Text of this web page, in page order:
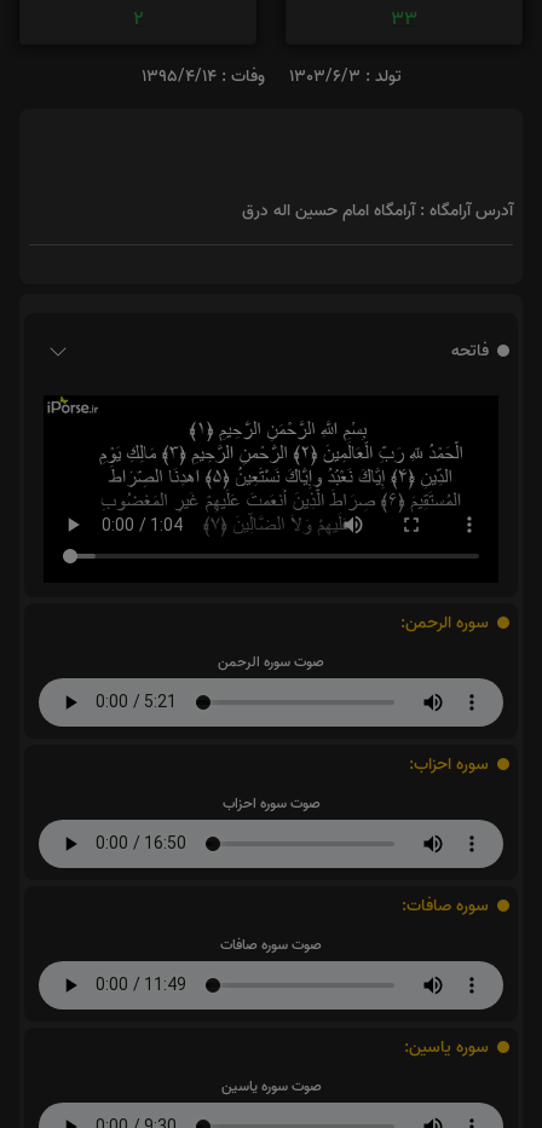
33
2
تولد : 1303/6/3 وفات : 1395/4/14
آدرس آرامگاه : آرامگاه امام حسین اله درق
فاتحه
سوره الرحمن:
صوت سوره الرحمن
سوره احزاب:
صوت سوره احزاب
سوره صافات:
صوت سوره صافات
سوره یاسین:
صوت سوره یاسین